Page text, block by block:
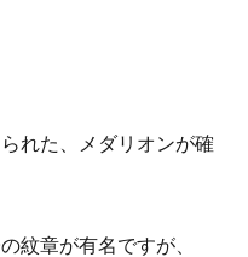
れた、メダリオンが確
紋章が有名ですが、